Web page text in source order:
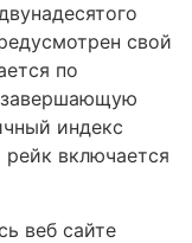
свой
по
завершающую
индекс
рейк включается
веб сайте